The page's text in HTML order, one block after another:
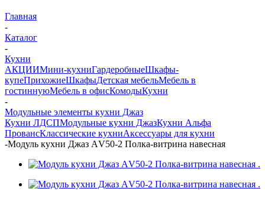
Главная
-
Каталог
-
Кухни
АКЦИИМини-кухниГардеробныеШкафы-
купеПрихожиеШкафыДетская мебельМебель в
гостиннуюМебель в офисКомодыКухни
-
Модульные элементы кухни Джаз
Кухни ЛДСПМодульные кухни ДжазКухни Альфа
ПровансКлассические кухниАксессуары для кухни
-Модуль кухни Джаз АV50-2 Полка-витрина навесная